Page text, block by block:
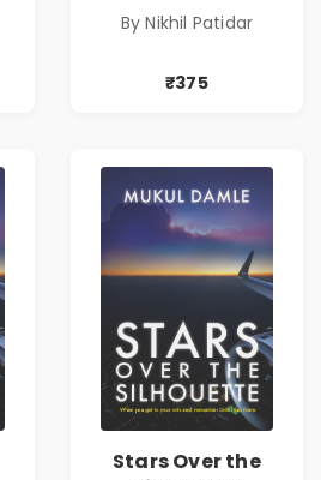
By Nikhil Patidar
₹375
Stars Over the